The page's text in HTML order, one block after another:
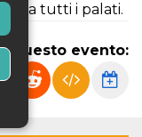
a tutti i palati.
questo evento: